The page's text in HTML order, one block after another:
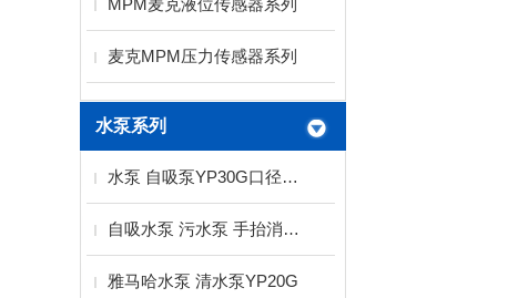
MPM麦克液位传感器系列
麦克MPM压力传感器系列
水泵系列
水泵 自吸泵YP30G口径3寸扬程15米雅马哈水泵
自吸水泵 污水泵 手抬消防水泵厂家
雅马哈水泵 清水泵YP20G